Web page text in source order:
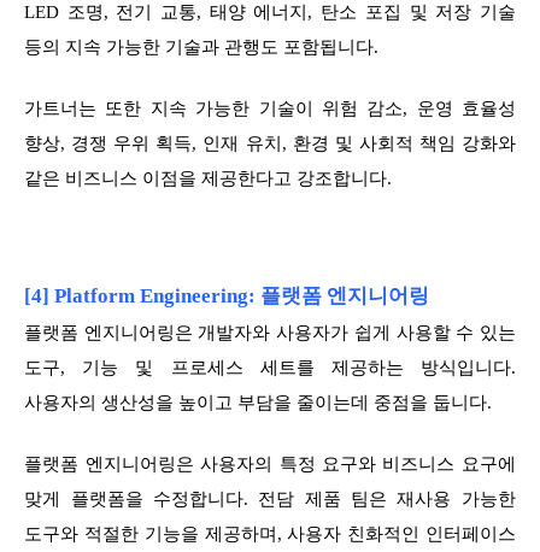
LED 조명, 전기 교통, 태양 에너지, 탄소 포집 및 저장 기술
등의 지속 가능한 기술과 관행도 포함됩니다.
가트너는 또한 지속 가능한 기술이 위험 감소, 운영 효율성
향상, 경쟁 우위 획득, 인재 유치, 환경 및 사회적 책임 강화와
같은 비즈니스 이점을 제공한다고 강조합니다.
[4] Platform Engineering: 플랫폼 엔지니어링
플랫폼 엔지니어링은 개발자와 사용자가 쉽게 사용할 수 있는
도구, 기능 및 프로세스 세트를 제공하는 방식입니다.
사용자의 생산성을 높이고 부담을 줄이는데 중점을 둡니다.
플랫폼 엔지니어링은 사용자의 특정 요구와 비즈니스 요구에
맞게 플랫폼을 수정합니다. 전담 제품 팀은 재사용 가능한
도구와 적절한 기능을 제공하며, 사용자 친화적인 인터페이스